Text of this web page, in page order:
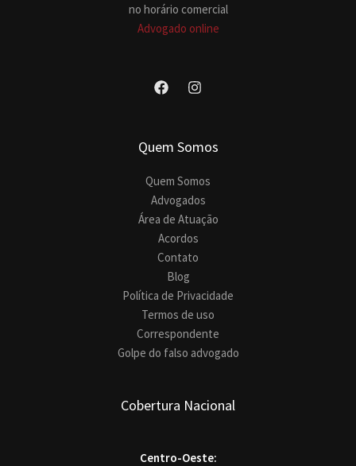
no horário comercial
Advogado online
Quem Somos
Quem Somos
Advogados
Área de Atuação
Acordos
Contato
Blog
Política de Privacidade
Termos de uso
Correspondente
Golpe do falso advogado
Cobertura Nacional
Centro-Oeste: